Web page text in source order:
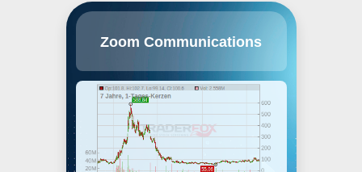
Zoom Communications
engages in the provision of a
collaboration platform. It operates
through the following
geographical segments: Americas,
Asia Pacific, and Europe, Middle
East, and Africa. The company
was founded by Eric S. Yuan in
2011 and is headquartered in San
Jose, CA.